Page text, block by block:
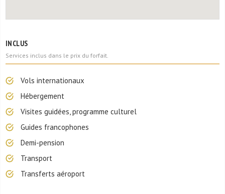
INCLUS
Services inclus dans le prix du forfait.
Vols internationaux
Hébergement
Visites guidées, programme culturel
Guides francophones
Demi-pension
Transport
Transferts aéroport